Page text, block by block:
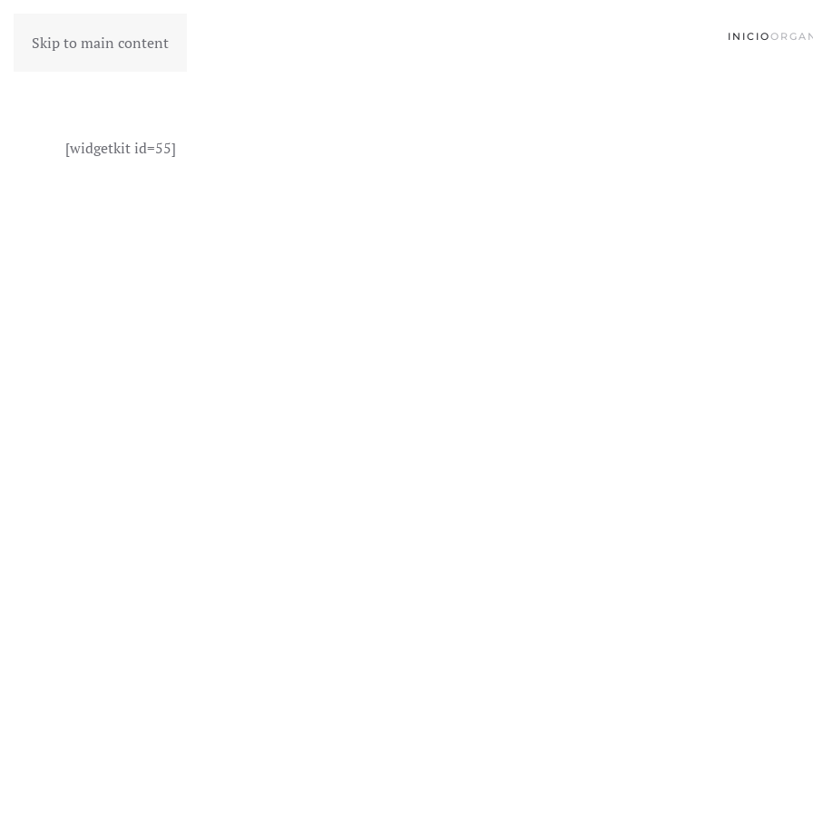
Skip to main content INICIO
[widgetkit id=55]